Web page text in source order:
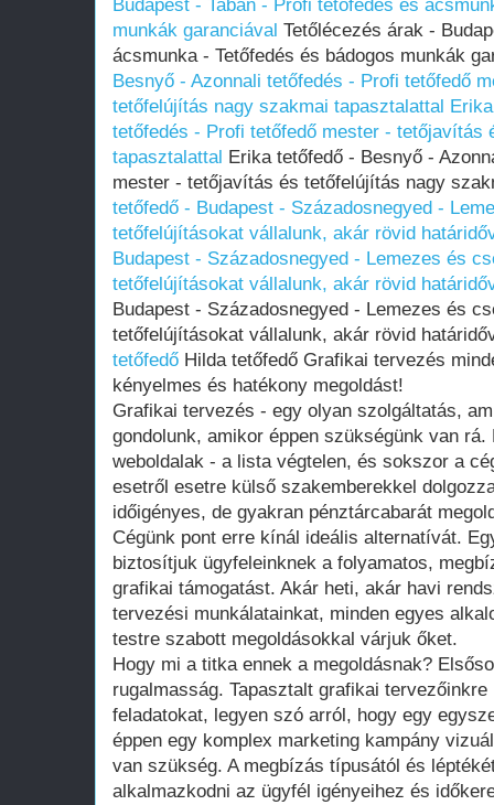
Budapest - Tabán - Profi tetőfedés és
munkák garanciával Tetőlécezés árak -
ácsmunka - Tetőfedés és bádogos munkák
Besnyő - Azonnali tetőfedés - Profi tetőfedő
tetőfelújítás nagy szakmai tapasztalattal
tetőfedés - Profi tetőfedő mester - tetőjavítás
tapasztalattal Erika tetőfedő - Besnyő -
mester - tetőjavítás és tetőfelújítás nagy
tetőfedő - Budapest - Századosnegyed -
tetőfelújításokat vállalunk, akár rövid
Budapest - Századosnegyed - Lemezes és
tetőfelújításokat vállalunk, akár rövid
Budapest - Századosnegyed - Lemezes és
tetőfelújításokat vállalunk, akár rövid
tetőfedő Hilda tetőfedő Grafikai tervezés
kényelmes és hatékony megoldást!
Grafikai tervezés - egy olyan szolgáltatás,
gondolunk, amikor éppen szükségünk van
weboldalak - a lista végtelen, és sokszor a
esetről esetre külső szakemberekkel
időigényes, de gyakran pénztárcabarát
Cégünk pont erre kínál ideális alternatívát.
biztosítjuk ügyfeleinknek a folyamatos,
grafikai támogatást. Akár heti, akár havi
tervezési munkálatainkat, minden egyes
testre szabott megoldásokkal várjuk őket.
Hogy mi a titka ennek a megoldásnak?
rugalmasság. Tapasztalt grafikai
feladatokat, legyen szó arról, hogy egy
éppen egy komplex marketing kampány
van szükség. A megbízás típusától és
alkalmazkodni az ügyfél igényeihez és